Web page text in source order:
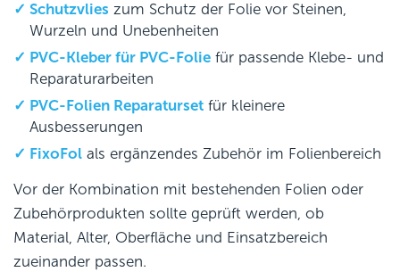
Schutzvlies zum Schutz der Folie vor Steinen,
Wurzeln und Unebenheiten
PVC-Kleber für PVC-Folie für passende Klebe- und
Reparaturarbeiten
PVC-Folien Reparaturset für kleinere
Ausbesserungen
FixoFol als ergänzendes Zubehör im Folienbereich
Vor der Kombination mit bestehenden Folien oder
Zubehörprodukten sollte geprüft werden, ob
Material, Alter, Oberfläche und Einsatzbereich
zueinander passen.